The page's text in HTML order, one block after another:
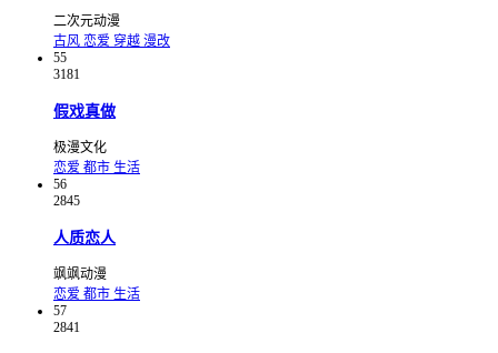
二次元动漫
古风 恋爱 穿越 漫改
55
3181
假戏真做
极漫文化
恋爱 都市 生活
56
2845
人质恋人
飒飒动漫
恋爱 都市 生活
57
2841